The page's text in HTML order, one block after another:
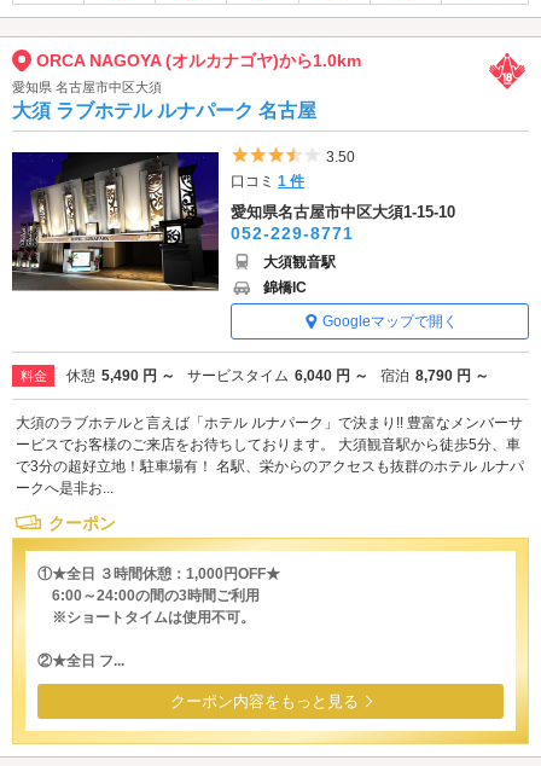
ORCA NAGOYA (オルカナゴヤ)から1.0km
愛知県 名古屋市中区大須
大須 ラブホテル ルナパーク 名古屋
5つ星のうち3.5
3.50
口コミ1 件
愛知県名古屋市中区大須1-15-10
052-229-8771
大須観音駅
錦橋IC
Googleマップで開く
料金 休憩 5,490 円 ～ サービスタイム 6,040 円 ～ 宿泊 8,790 円 ～
大須のラブホテルと言えば「ホテル ルナパーク」で決まり!! 豊富なメンバーサ
ービスでお客様のご来店をお待ちしております。 大須観音駅から徒歩5分、車
で3分の超好立地！駐車場有！ 名駅、栄からのアクセスも抜群のホテル ルナパ
ークへ是非お...
クーポン
①★全日 ３時間休憩：1,000円OFF★
6:00～24:00の間の3時間ご利用
※ショートタイムは使用不可。
②★全日 フ...
クーポン内容をもっと見る